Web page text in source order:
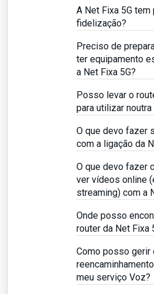
A Net Fixa 5G
fidelização?
Preciso de
ter equipamento
a Net Fixa 5G?
Posso levar o
para utilizar noutra
O que devo fazer
com a ligação da
O que devo fazer
ver vídeos online
streaming) com a
Onde posso
router da Net Fixa
Como posso gerir
meu serviço Voz?